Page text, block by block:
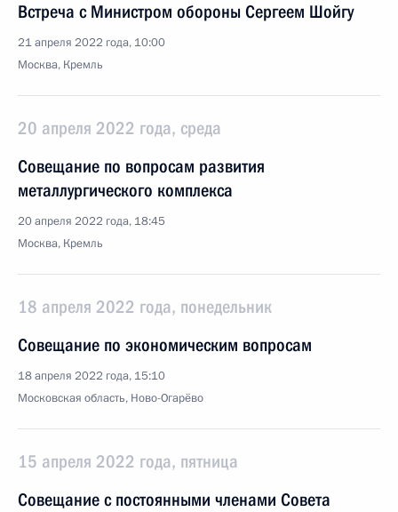
Встреча с Министром обороны Сергеем Шойгу
21 апреля 2022 года, 10:00
Москва, Кремль
20 апреля 2022 года, среда
Совещание по вопросам развития
металлургического комплекса
20 апреля 2022 года, 18:45
Москва, Кремль
18 апреля 2022 года, понедельник
Совещание по экономическим вопросам
18 апреля 2022 года, 15:10
Московская область, Ново-Огарёво
15 апреля 2022 года, пятница
Совещание с постоянными членами Совета